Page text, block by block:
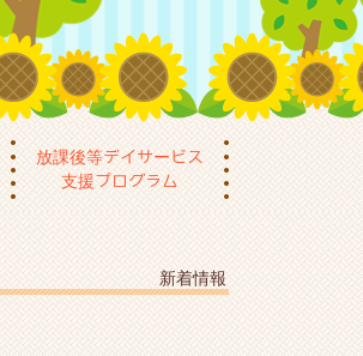
放課後等デイサービス
支援プログラム
新着情報